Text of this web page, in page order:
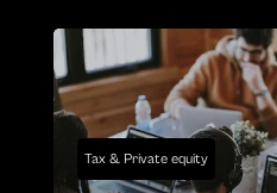
Tax & Private equity